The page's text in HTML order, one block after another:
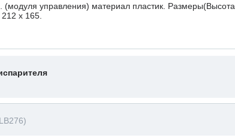
(модуля управления) материал пластик. Размеры(Высота
х 165.